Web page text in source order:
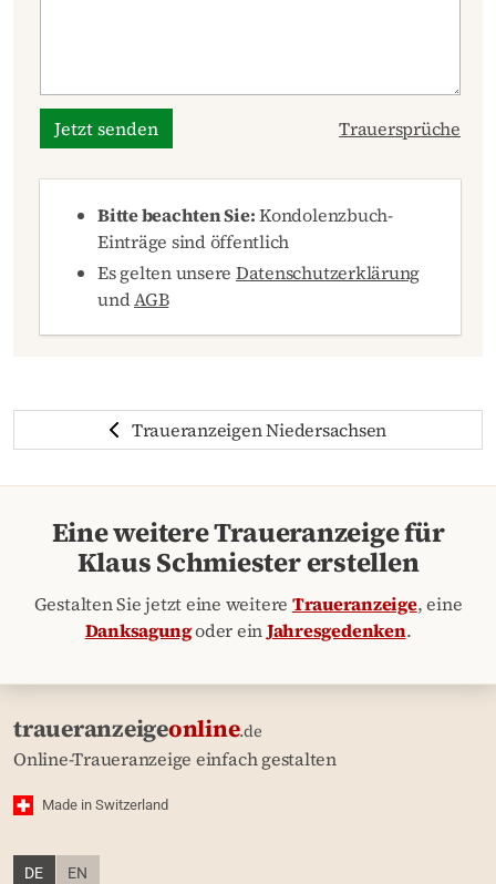
Jetzt senden Trauersprüche
Bitte beachten Sie:Kondolenzbuch-
Einträge sind öffentlich
Es gelten unsere Datenschutzerklärung
undAGB
Traueranzeigen Niedersachsen
Eine weitere Traueranzeige für
Klaus Schmiester erstellen
Gestalten Sie jetzt eine weitere Traueranzeige, eine
Danksagungoder einJahresgedenken.
traueranzeigeonline.de
Online-Traueranzeige einfach gestalten
Made in Switzerland
DE EN